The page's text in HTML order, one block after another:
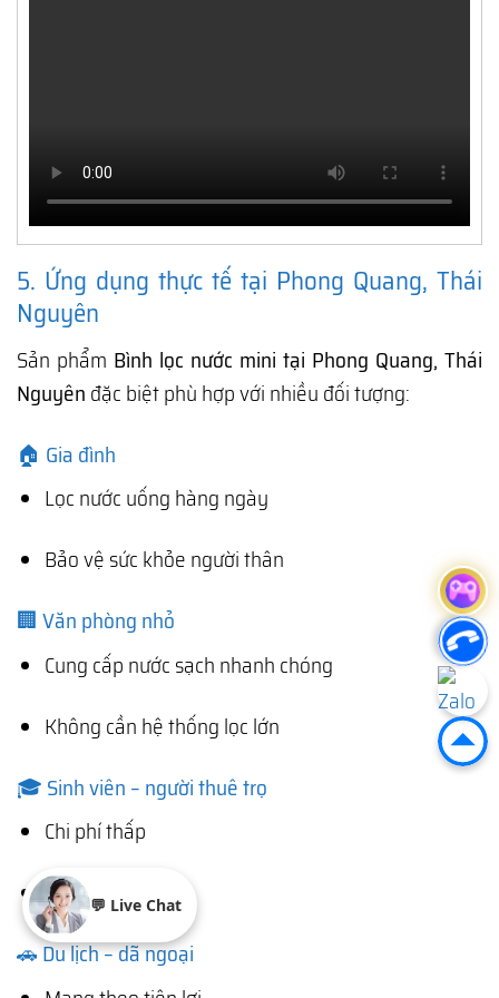
5. Ứng dụng thực tế tại Phong Quang, Thái
Nguyên
Sản phẩm Bình lọc nước mini tại Phong Quang, Thái
Nguyên đặc biệt phù hợp với nhiều đối tượng:
🏠 Gia đình
Lọc nước uống hàng ngày
Bảo vệ sức khỏe người thân
🏢 Văn phòng nhỏ
Cung cấp nước sạch nhanh chóng
Không cần hệ thống lọc lớn
🎓 Sinh viên – người thuê trọ
Chi phí thấp
Dễ sử dụng
🚗 Du lịch – dã ngoại
💬 Live Chat